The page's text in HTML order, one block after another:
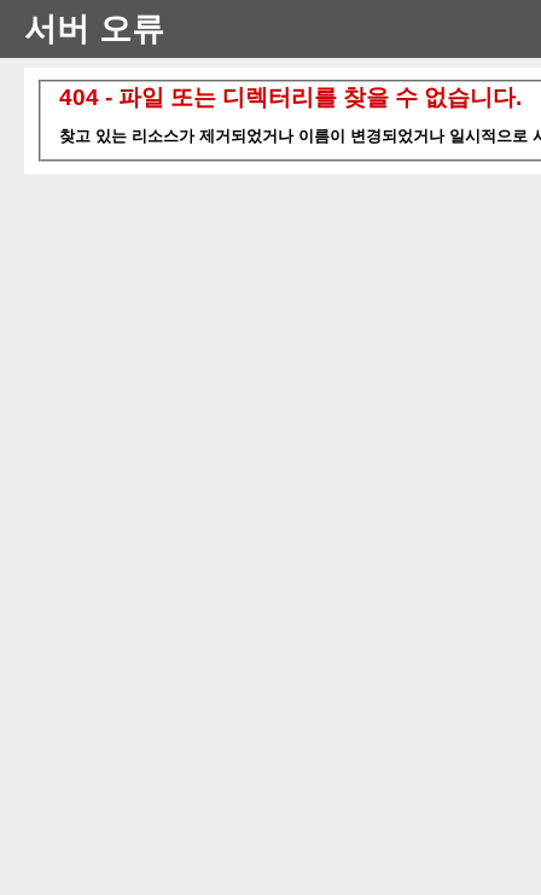
서버 오류
404 - 파일 또는 디렉터리를 찾을 수 없습니다.
찾고 있는 리소스가 제거되었거나 이름이 변경되었거나 일시적으로